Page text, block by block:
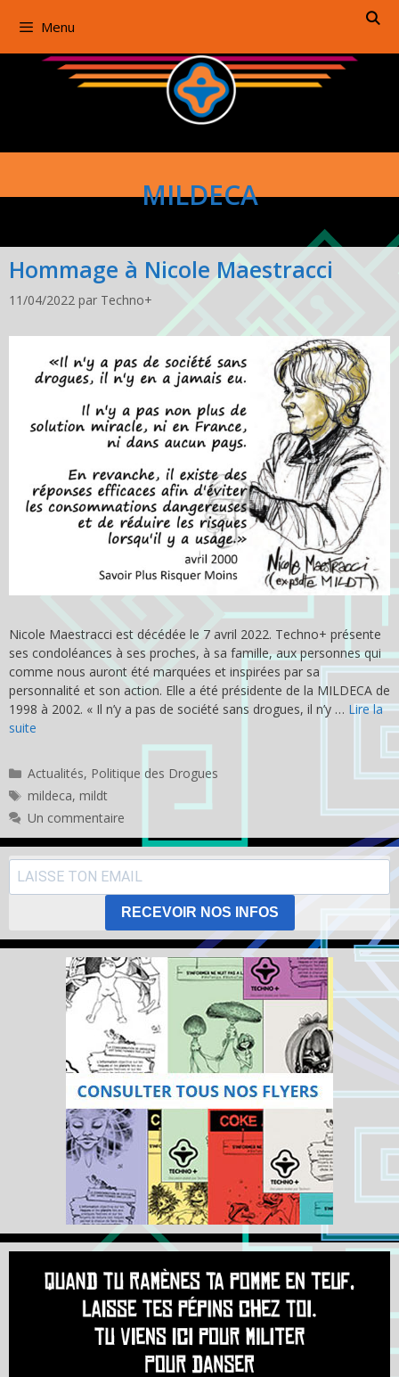
Menu
MILDECA
Hommage à Nicole Maestracci
11/04/2022 par Techno+
Nicole Maestracci est décédée le 7 avril 2022. Techno+ présente
ses condoléances à ses proches, à sa famille, aux personnes qui
comme nous auront été marquées et inspirées par sa
personnalité et son action. Elle a été présidente de la MILDECA de
1998 à 2002. « Il n’y a pas de société sans drogues, il n’y … Lire la
suite
Catégories
Actualités, Politique des Drogues
Étiquettes
mildeca, mildt
Un commentaire
RECEVOIR NOS INFOS